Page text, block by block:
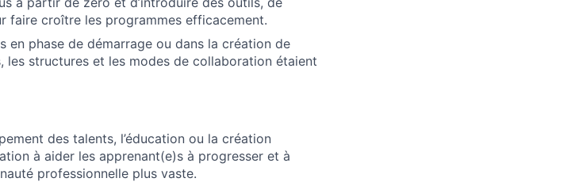
faire croître les programmes efficacement.
en phase de démarrage ou dans la création de
les structures et les modes de collaboration étaient
des talents, l’éducation ou la création
à aider les apprenant(e)s à progresser et à
professionnelle plus vaste.